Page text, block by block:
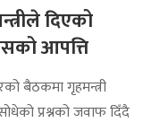
दिएको
आपत्ति
बैठकमा गृहमन्त्री
प्रश्नको जवाफ दिँदै